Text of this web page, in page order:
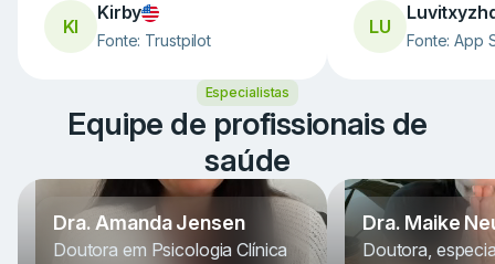
KI
Kirby
Fonte: Trustpilot
LU
Fonte: App
Especialistas
Equipe de profissionais de
saúde
Dra. Amanda Jensen
Doutora em Psicologia Clínica
Dra. Maike
Doutora,